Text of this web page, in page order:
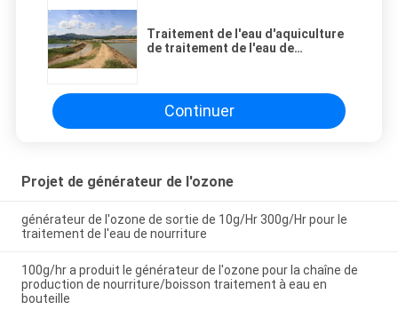
Traitement de l'eau d'aquiculture
de traitement de l'eau de
Continuer
Projet de générateur de l'ozone
générateur de l'ozone de sortie de 10g/Hr 300g/Hr pour le
traitement de l'eau de nourriture
100g/hr a produit le générateur de l'ozone pour la chaîne de
production de nourriture/boisson traitement à eau en
bouteille